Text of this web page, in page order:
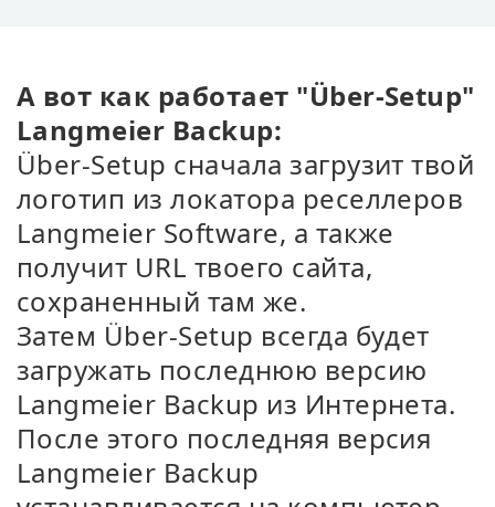
А вот как работает "Über-Setup"
Langmeier Backup:
Über-Setup сначала загрузит твой
логотип из локатора реселлеров
Langmeier Software, а также
получит URL твоего сайта,
сохраненный там же.
Затем Über-Setup всегда будет
загружать последнюю версию
Langmeier Backup из Интернета.
После этого последняя версия
Langmeier Backup